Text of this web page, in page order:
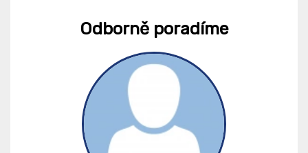
Odborně poradíme